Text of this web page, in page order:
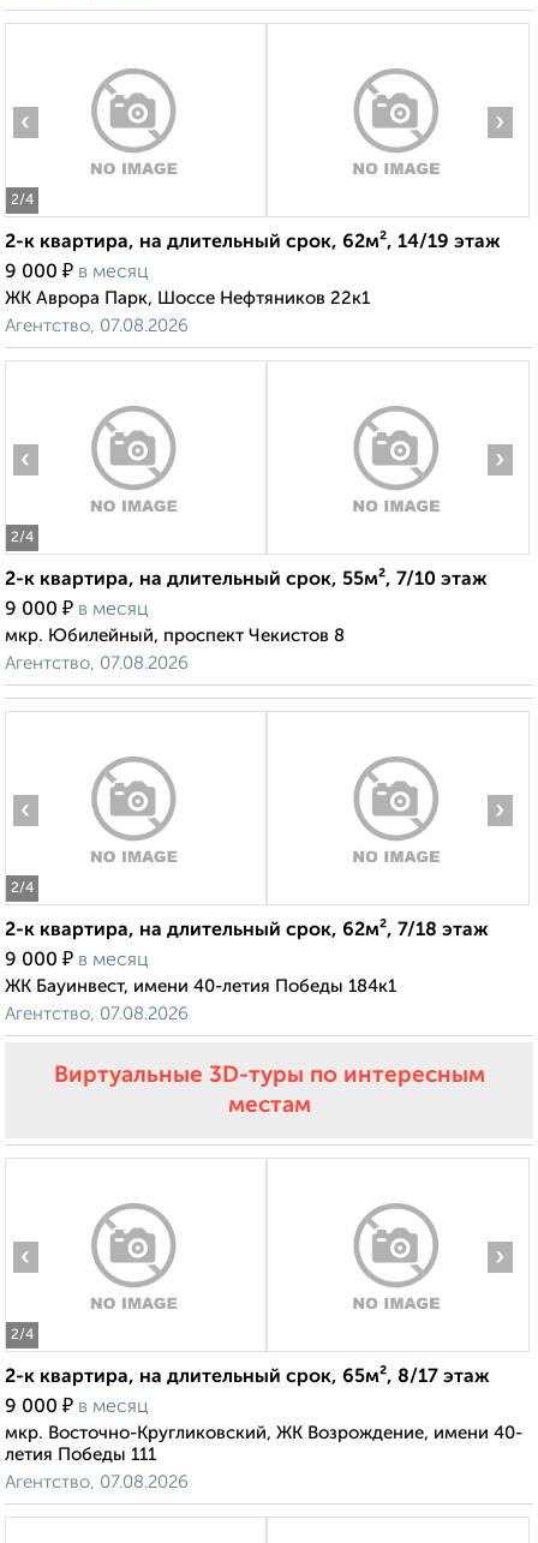
2/4
‹ ›
2-к квартира, на длительный срок, 62м², 14/19 этаж
9 000 ₽ в месяц
ЖК Аврора Парк, Шоссе Нефтяников 22к1
Агентство, 07.08.2026
2/4
‹ ›
2-к квартира, на длительный срок, 55м², 7/10 этаж
9 000 ₽ в месяц
мкр. Юбилейный, проспект Чекистов 8
Агентство, 07.08.2026
2/4
‹ ›
2-к квартира, на длительный срок, 62м², 7/18 этаж
9 000 ₽ в месяц
ЖК Бауинвест, имени 40-летия Победы 184к1
Агентство, 07.08.2026
Виртуальные 3D-туры по интересным
местам
2/4
‹ ›
2-к квартира, на длительный срок, 65м², 8/17 этаж
9 000 ₽ в месяц
мкр. Восточно-Кругликовский, ЖК Возрождение, имени 40-
летия Победы 111
Агентство, 07.08.2026